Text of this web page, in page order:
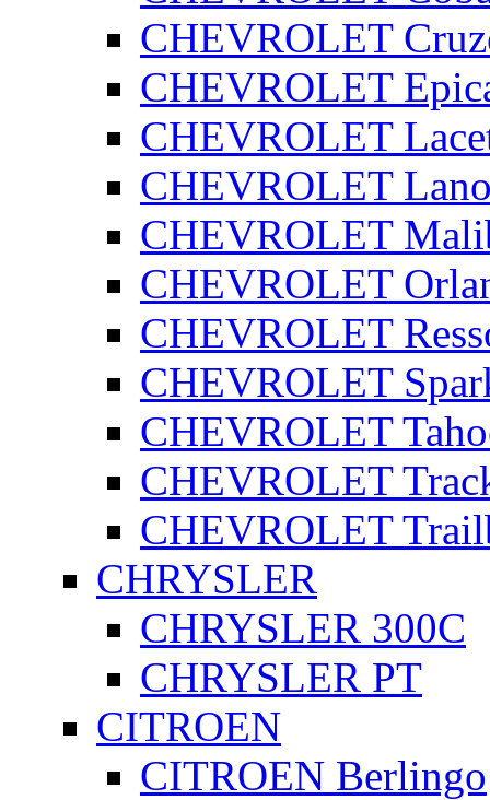
CHEVROLET
CHEVROLET
CHEVROLET
CHEVROLET
CHEVROLET
CHEVROLET
CHEVROLET
CHEVROLET
CHEVROLET
CHEVROLET
CHEVROLET
CHRYSLER
CHRYSLER 300C
CHRYSLER PT
CITROEN
CITROEN Berlingo